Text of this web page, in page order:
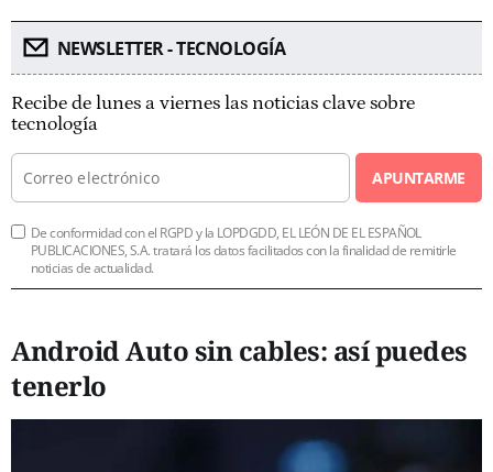
NEWSLETTER - TECNOLOGÍA
Recibe de lunes a viernes las noticias clave sobre
tecnología
APUNTARME
De conformidad con el RGPD y la LOPDGDD, EL LEÓN DE EL ESPAÑOL
PUBLICACIONES, S.A. tratará los datos facilitados con la finalidad de remitirle
noticias de actualidad.
Android Auto sin cables: así puedes
tenerlo